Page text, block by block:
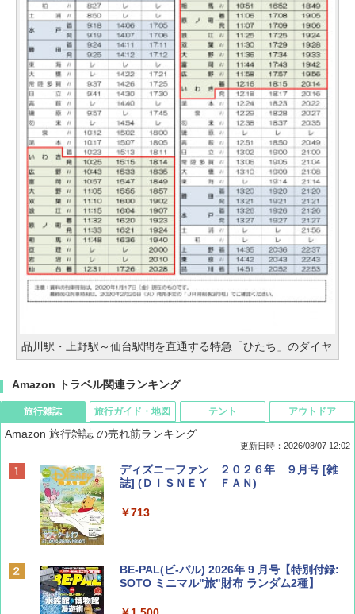
品川駅・上野駅～仙台駅間を直通する特急「ひたち」のダイヤ
Amazon トラベル関連ランキング
旅行雑誌
Amazon 旅行雑誌 の売れ筋ランキング
更新日時：2026/08/07 12:02
ディズニーファン ２０２６年 ９月号 [雑
誌] (ＤＩＳＮＥＹ ＦＡＮ)
￥713
BE-PAL(ビ-パル) 2026年 9 月号【特別付録:
SOTO ミニマル"旅"財布 ランダム2種】
旅行ガイド・地図 テント アウトドア